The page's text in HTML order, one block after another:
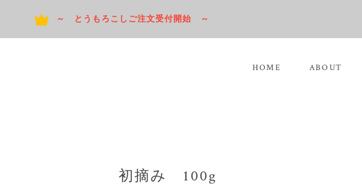
～ とうもろこしご注文受付開始 ～
HOME ABOUT
初摘み 100g